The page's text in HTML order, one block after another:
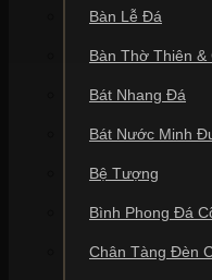
Bàn Lễ Đá
Bàn Thờ Thiên &
Bát Nhang Đá
Bát Nước Minh
Bệ Tượng
Bình Phong Đá
Chân Tàng Đèn